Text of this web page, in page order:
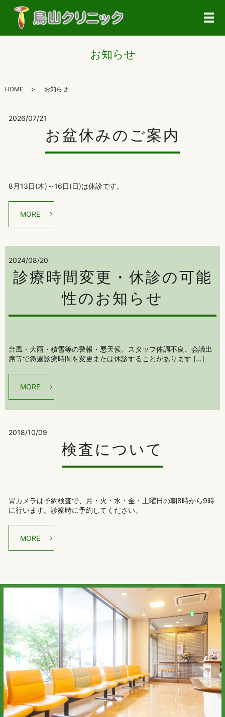
メ
お知らせ
HOME お知らせ
2026/07/21
お盆休みのご案内
8月13日(木)～16日(日)は休診です。
MORE
2024/08/20
診療時間変更・休診の可能
性のお知らせ
台風・大雨・積雪等の警報・悪天候、スタッフ体調不良、会議出
席等で急遽診療時間を変更または休診することがあります […]
MORE
2018/10/09
検査について
胃カメラは予約検査で、月・火・水・金・土曜日の朝8時から9時
に行います。診察時に予約してください。
MORE